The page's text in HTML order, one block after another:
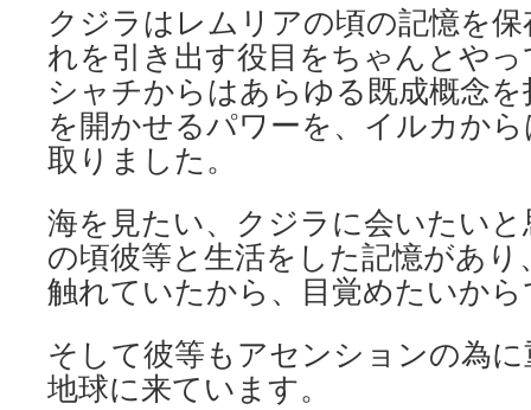
クジラはレムリアの頃の記憶を
れを引き出す役目をちゃんとや
シャチからはあらゆる既成概念
を開かせるパワーを、イルカか
取りました。
海を見たい、クジラに会いたい
の頃彼等と生活をした記憶があ
触れていたから、目覚めたいか
そして彼等もアセンションの為
地球に来ています。